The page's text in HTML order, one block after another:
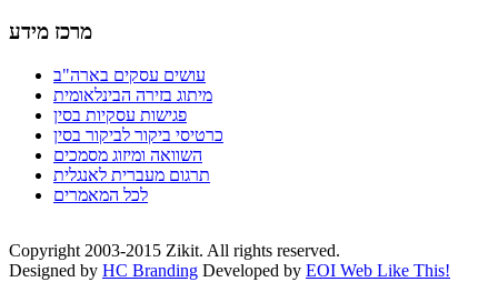
מרכז מידע
עושים עסקים בארה"ב
מיתוג בזירה הבינלאומית
פגישות עסקיות בסין
כרטיסי ביקור לביקור בסין
השוואה ומיזוג מסמכים
תרגום מעברית לאנגלית
לכל המאמרים
Copyright 2003-2015 Zikit. All rights reserved.
Designed by HC Branding Developed by EOI Web Like This!